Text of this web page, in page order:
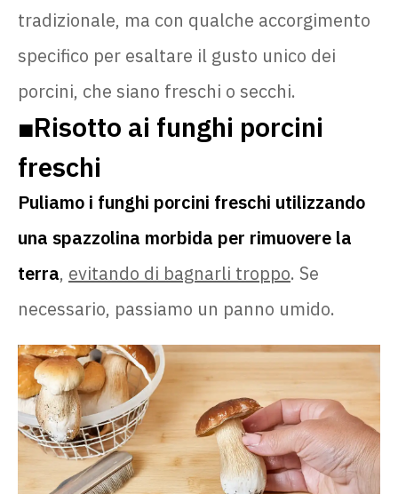
tradizionale, ma con qualche accorgimento
specifico per esaltare il gusto unico dei
porcini, che siano freschi o secchi.
🟧Risotto ai funghi porcini
freschi
Puliamo i funghi porcini freschi utilizzando
una spazzolina morbida per rimuovere la
terra, evitando di bagnarli troppo. Se
necessario, passiamo un panno umido.